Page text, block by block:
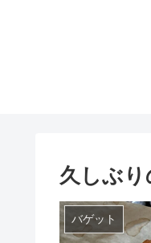
久しぶ
バゲット